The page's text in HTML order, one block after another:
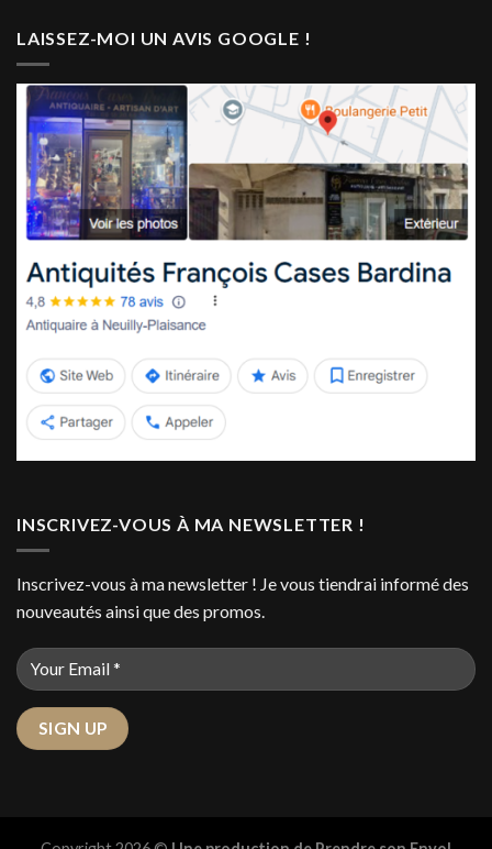
LAISSEZ-MOI UN AVIS GOOGLE !
INSCRIVEZ-VOUS À MA NEWSLETTER !
Inscrivez-vous à ma newsletter ! Je vous tiendrai informé des
nouveautés ainsi que des promos.